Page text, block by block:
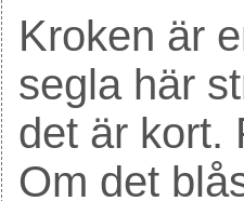
Kroken är
segla här
det är kort.
Om det